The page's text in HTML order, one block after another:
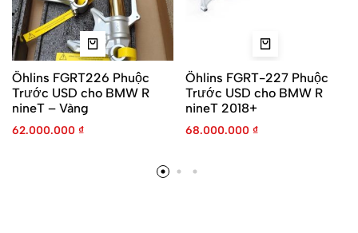
Öhlins FGRT226 Phuộc
Trước USD cho BMW R
nineT – Vàng
62.000.000 ₫
Öhlins FGRT-227 Phuộc
Trước USD cho BMW R
nineT 2018+
68.000.000 ₫